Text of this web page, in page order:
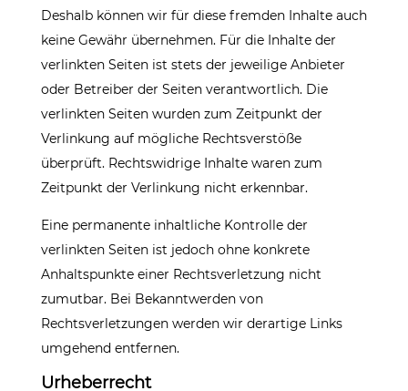
Deshalb können wir für diese fremden Inhalte auch
keine Gewähr übernehmen. Für die Inhalte der
verlinkten Seiten ist stets der jeweilige Anbieter
oder Betreiber der Seiten verantwortlich. Die
verlinkten Seiten wurden zum Zeitpunkt der
Verlinkung auf mögliche Rechtsverstöße
überprüft. Rechtswidrige Inhalte waren zum
Zeitpunkt der Verlinkung nicht erkennbar.
Eine permanente inhaltliche Kontrolle der
verlinkten Seiten ist jedoch ohne konkrete
Anhaltspunkte einer Rechtsverletzung nicht
zumutbar. Bei Bekanntwerden von
Rechtsverletzungen werden wir derartige Links
umgehend entfernen.
Urheberrecht